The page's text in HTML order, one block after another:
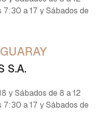
7:30 a 17 y Sábados de
S.A.
y Sábados de 8 a 12
7:30 a 17 y Sábados de